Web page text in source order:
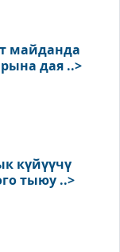
майданда
дая ..>
күйүүчү
майды экспорттоого тыюу ..>